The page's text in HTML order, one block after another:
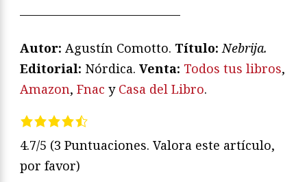
—————————————
Autor: Agustín Comotto. Título: Nebrija.
Editorial: Nórdica. Venta: Todos tus libros,
Amazon, Fnac y Casa del Libro.
4.7/5 (3 Puntuaciones. Valora este artículo,
por favor)